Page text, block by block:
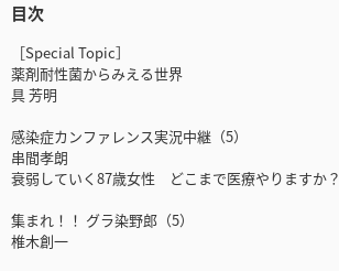
目次
［Special Topic］
薬剤耐性菌からみえる世界
具 芳明
感染症カンファレンス実況中継（5）
串間孝朗
衰弱していく87歳女性 どこまで医療やりますか？
集まれ！！ グラ染野郎（5）
椎木創一